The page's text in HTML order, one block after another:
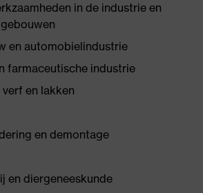
in de industrie en
en automobielindustrie
farmaceutische industrie
en lakken
en demontage
en diergeneeskunde